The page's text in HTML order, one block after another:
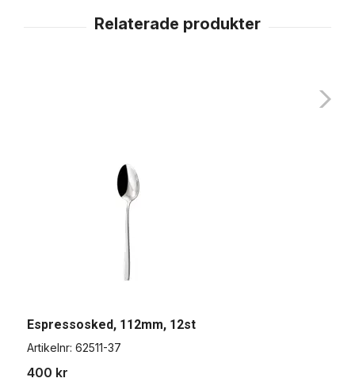
Espressosked, 112mm, 12st
Artikelnr: 62511-37
400 kr